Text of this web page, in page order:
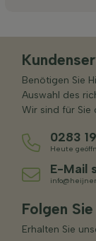
Benötigen Sie
Auswahl des
Wir sind für Sie
0283
Heute
E-Mail
Folgen
Erhalten Sie